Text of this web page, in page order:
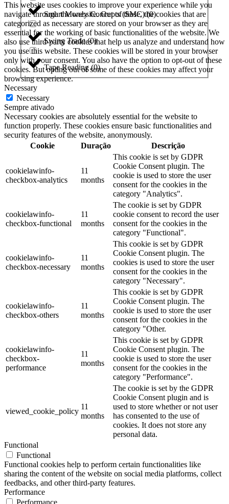
Smart Money Concepts (SMC)(0)
Swing Trade(0)
Tape Reading(0)
This website uses cookies to improve your experience while you
navigate through the website. Out of these, the cookies that are
categorized as necessary are stored on your browser as they are
essential for the working of basic functionalities of the website. We
also use third-party cookies that help us analyze and understand how
you use this website. These cookies will be stored in your browser
only with your consent. You also have the option to opt-out of these
cookies. But opting out of some of these cookies may affect your
browsing experience.
Necessary
Necessary
Sempre ativado
Necessary cookies are absolutely essential for the website to
function properly. These cookies ensure basic functionalities and
security features of the website, anonymously.
Cookie
Duração Descrição
cookielawinfo-
checkbox-analytics
11
months
This cookie is set by GDPR
Cookie Consent plugin. The
cookie is used to store the user
consent for the cookies in the
category "Analytics".
cookielawinfo-
checkbox-functional
11
months
The cookie is set by GDPR
cookie consent to record the user
consent for the cookies in the
category "Functional".
cookielawinfo-
checkbox-necessary
11
months
This cookie is set by GDPR
Cookie Consent plugin. The
cookies is used to store the user
consent for the cookies in the
category "Necessary".
cookielawinfo-
checkbox-others
11
months
This cookie is set by GDPR
Cookie Consent plugin. The
cookie is used to store the user
consent for the cookies in the
category "Other.
cookielawinfo-
checkbox-
performance
11
months
This cookie is set by GDPR
Cookie Consent plugin. The
cookie is used to store the user
consent for the cookies in the
category "Performance".
viewed_cookie_policy
11
months
The cookie is set by the GDPR
Cookie Consent plugin and is
used to store whether or not user
has consented to the use of
cookies. It does not store any
personal data.
Functional
Functional
Functional cookies help to perform certain functionalities like
sharing the content of the website on social media platforms, collect
feedbacks, and other third-party features.
Performance